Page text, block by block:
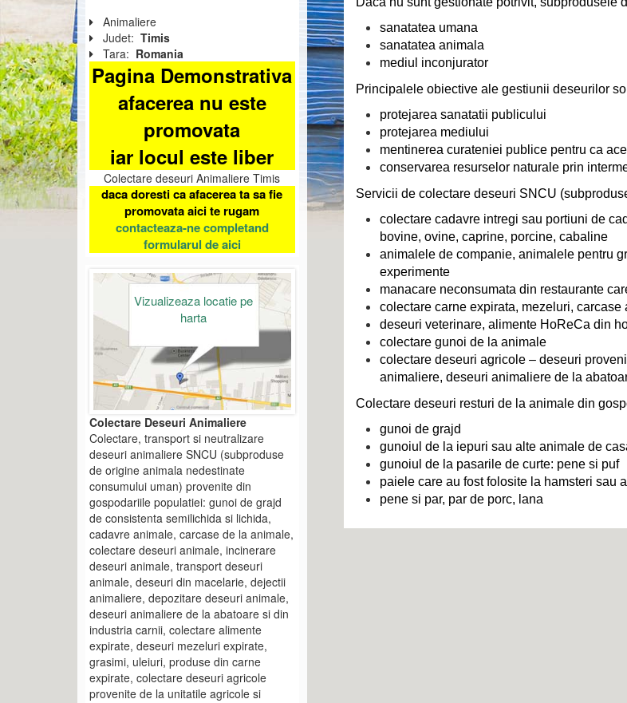
Animaliere
Judet: Timis
Tara: Romania
Pagina Demonstrativa
afacerea nu este
promovata
iar locul este liber
Colectare deseuri Animaliere Timis
daca doresti ca afacerea ta sa fie
promovata aici te rugam
contacteaza-ne completand
formularul de aici
Vizualizeaza locatie pe
harta
Colectare Deseuri Animaliere
Colectare, transport si neutralizare
deseuri animaliere SNCU (subproduse
de origine animala nedestinate
consumului uman) provenite din
gospodariile populatiei: gunoi de grajd
de consistenta semilichida si lichida,
cadavre animale, carcase de la animale,
colectare deseuri animale, incinerare
deseuri animale, transport deseuri
animale, deseuri din macelarie, dejectii
animaliere, depozitare deseuri animale,
deseuri animaliere de la abatoare si din
industria carnii, colectare alimente
expirate, deseuri mezeluri expirate,
grasimi, uleiuri, produse din carne
expirate, colectare deseuri agricole
provenite de la unitatile agricole si
sanatatea umana
sanatatea animala
mediul inconjurator
Principalele obiective ale gestiunii deseurilor
protejarea sanatatii publicului
protejarea mediului
mentinerea curateniei publice pentru ca
conservarea resurselor naturale prin
Servicii de colectare deseuri SNCU
colectare cadavre intregi sau portiuni de
bovine, ovine, caprine, porcine, cabaline
animalele de companie, animalele pentru
experimente
manacare neconsumata din restaurante
colectare carne expirata, mezeluri,
deseuri veterinare, alimente HoReCa din
colectare gunoi de la animale
colectare deseuri agricole – deseuri
animaliere, deseuri animaliere de la
Colectare deseuri resturi de la animale din
gunoi de grajd
gunoiul de la iepuri sau alte animale de
gunoiul de la pasarile de curte: pene si puf
paiele care au fost folosite la hamsteri sau
pene si par, par de porc, lana